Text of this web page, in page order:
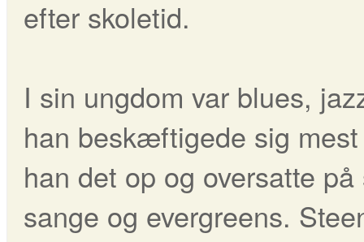
efter skoletid.
I sin ungdom var blues,
han beskæftigede sig
han det op og oversatte
sange og evergreens.